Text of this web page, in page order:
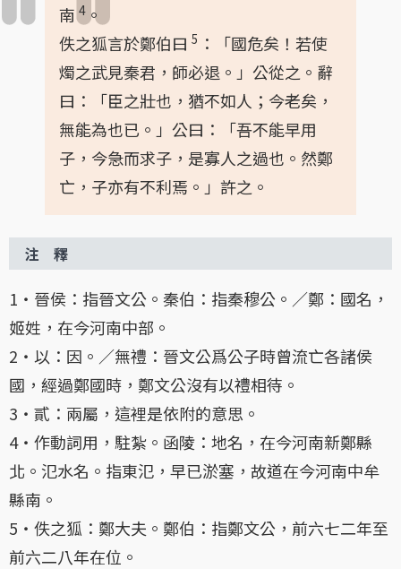
南4 。
佚之狐言於鄭伯曰 5 ：「國危矣！若使
燭之武見秦君，師必退。」公從之。辭
曰：「臣之壯也，猶不如人；今老矣，
無能為也已。」公曰：「吾不能早用
子，今急而求子，是寡人之過也。然鄭
亡，子亦有不利焉。」許之。
注 釋
1・晉侯：指晉文公。秦伯：指秦穆公。／鄭：國名，
姬姓，在今河南中部。
2・以：因。／無禮：晉文公爲公子時曾流亡各諸侯
國，經過鄭國時，鄭文公沒有以禮相待。
3・貳：兩屬，這裡是依附的意思。
4・作動詞用，駐紮。函陵：地名，在今河南新鄭縣
北。氾水名。指東氾，早已淤塞，故道在今河南中牟
縣南。
5・佚之狐：鄭大夫。鄭伯：指鄭文公，前六七二年至
前六二八年在位。